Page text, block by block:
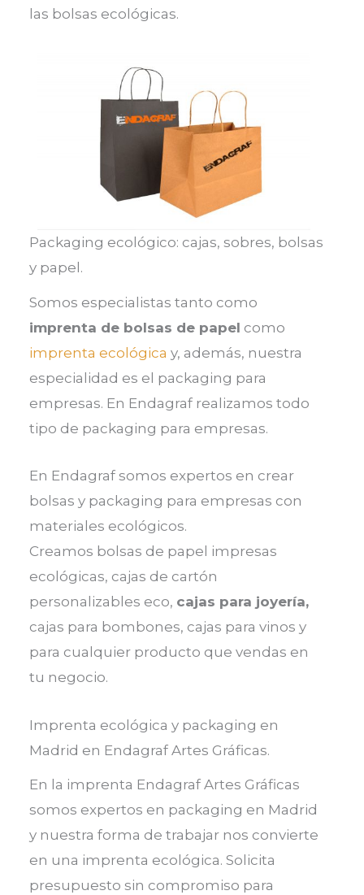
las bolsas ecológicas.
Packaging ecológico: cajas, sobres, bolsas
y papel.
Somos especialistas tanto como
imprenta de bolsas de papel como
imprenta ecológica y, además, nuestra
especialidad es el packaging para
empresas. En Endagraf realizamos todo
tipo de packaging para empresas.
En Endagraf somos expertos en crear
bolsas y packaging para empresas con
materiales ecológicos.
Creamos bolsas de papel impresas
ecológicas, cajas de cartón
personalizables eco, cajas para joyería,
cajas para bombones, cajas para vinos y
para cualquier producto que vendas en
tu negocio.
Imprenta ecológica y packaging en
Madrid en Endagraf Artes Gráficas.
En la imprenta Endagraf Artes Gráficas
somos expertos en packaging en Madrid
y nuestra forma de trabajar nos convierte
en una imprenta ecológica. Solicita
presupuesto sin compromiso para